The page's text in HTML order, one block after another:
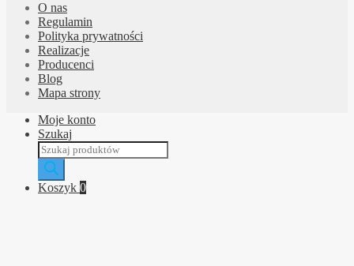
O nas
Regulamin
Polityka prywatności
Realizacje
Producenci
Blog
Mapa strony
Moje konto
Szukaj
Wyszukiwarka
produktów
Koszyk 0